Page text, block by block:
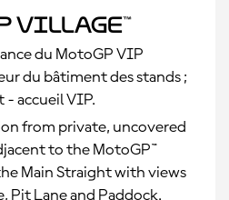
Village™
du MotoGP VIP
du bâtiment des stands ;
accueil VIP.
from private, uncovered
to the MotoGP™
Main Straight with views
Pit Lane and Paddock.